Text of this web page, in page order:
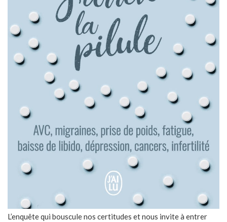
L’enquête qui bouscule nos certitudes et nous invite à entrer